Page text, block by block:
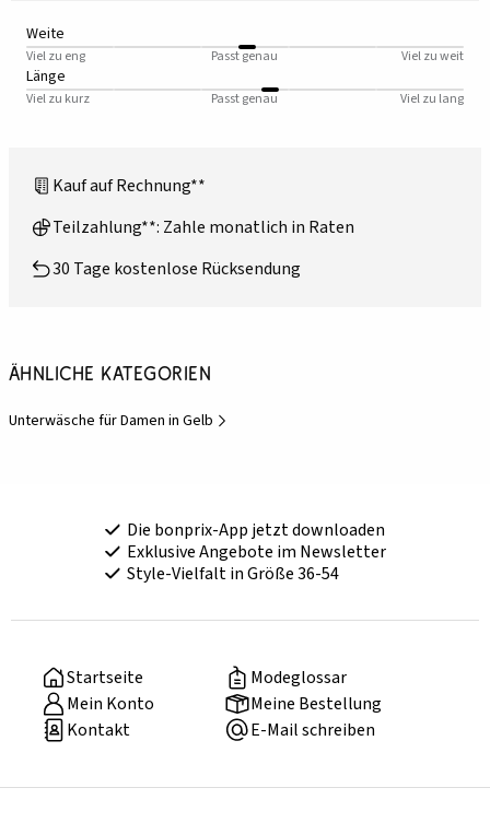
Weite
Viel zu eng Passt genau Viel zu weit
Länge
Viel zu kurz Passt genau Viel zu lang
Kauf auf Rechnung**
Teilzahlung**: Zahle monatlich in Raten
30 Tage kostenlose Rücksendung
Ähnliche Kategorien
Unterwäsche für Damen in Gelb
Die bonprix-App jetzt downloaden
Exklusive Angebote im Newsletter
Style-Vielfalt in Größe 36-54
Startseite
Modeglossar
Mein Konto
Meine Bestellung
Kontakt
E-Mail schreiben